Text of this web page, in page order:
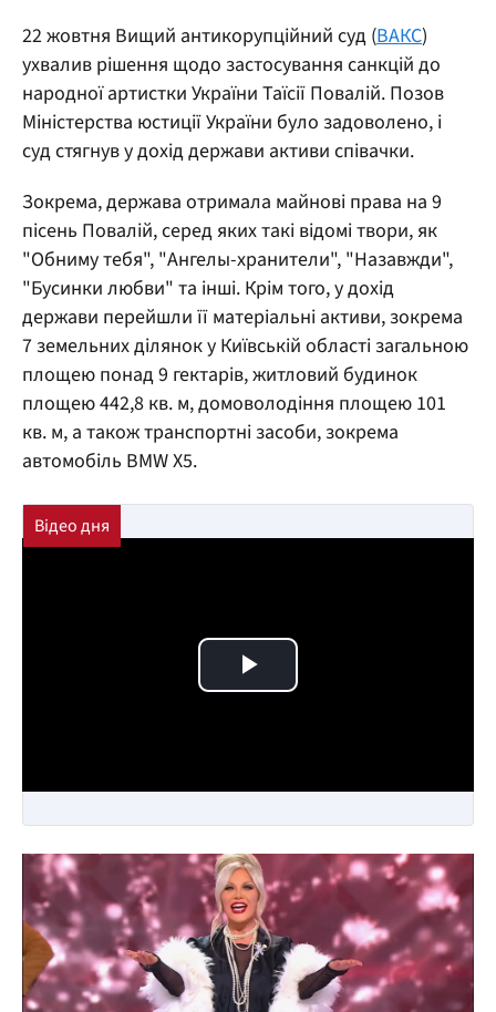
22 жовтня Вищий антикорупційний суд (ВАКС)
ухвалив рішення щодо застосування санкцій до
народної артистки України Таїсії Повалій. Позов
Міністерства юстиції України було задоволено, і
суд стягнув у дохід держави активи співачки.
Зокрема, держава отримала майнові права на 9
пісень Повалій, серед яких такі відомі твори, як
"Обниму тебя", "Ангелы-хранители", "Назавжди",
"Бусинки любви" та інші. Крім того, у дохід
держави перейшли її матеріальні активи, зокрема
7 земельних ділянок у Київській області загальною
площею понад 9 гектарів, житловий будинок
площею 442,8 кв. м, домоволодіння площею 101
кв. м, а також транспортні засоби, зокрема
автомобіль BMW X5.
Play Video